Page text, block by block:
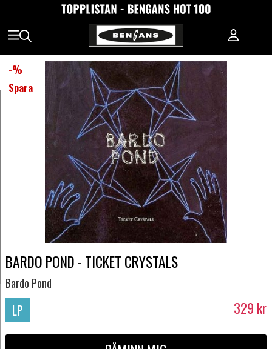
-%
Spara
BARDO POND - TICKET CRYSTALS
Bardo Pond
LP 329 kr